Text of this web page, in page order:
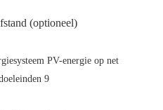
(optioneel)